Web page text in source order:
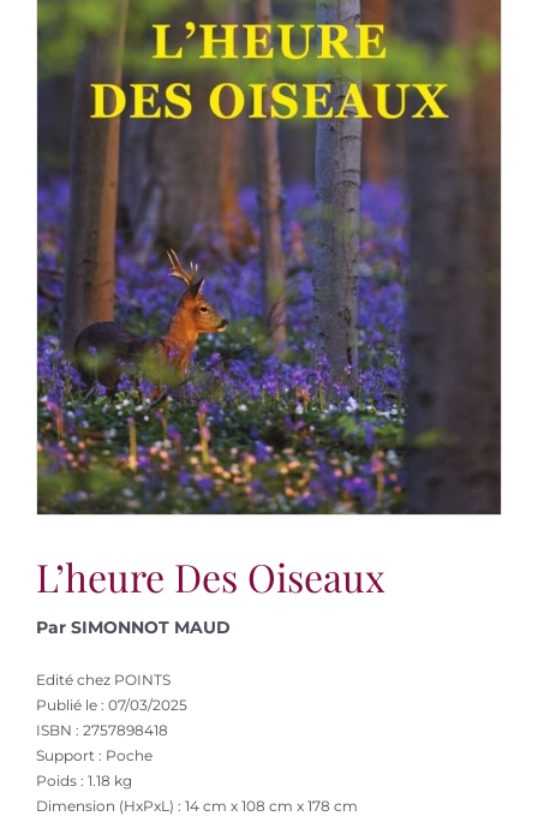
L’heure Des Oiseaux
Par SIMONNOT MAUD
Edité chez POINTS
Publié le : 07/03/2025
ISBN : 2757898418
Support : Poche
Poids : 1.18 kg
Dimension (HxPxL) : 14 cm x 108 cm x 178 cm